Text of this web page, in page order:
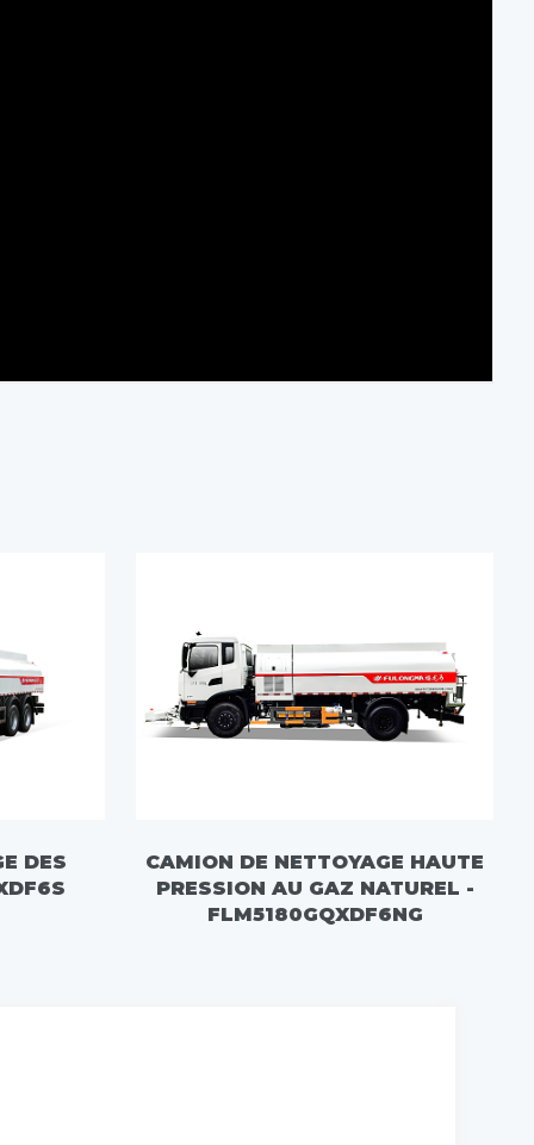
DES
CAMION DE NETTOYAGE HAUTE
PRESSION AU GAZ NATUREL -
FLM5180GQXDF6NG